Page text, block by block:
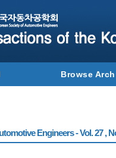
Browse
Engineers - Vol. 27 ,